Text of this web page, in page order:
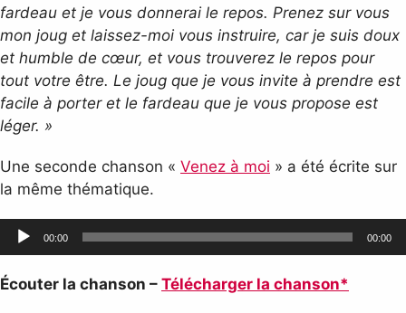
fardeau et je vous donnerai le repos. Prenez sur vous
mon joug et laissez-moi vous instruire, car je suis doux
et humble de cœur, et vous trouverez le repos pour
tout votre être. Le joug que je vous invite à prendre est
facile à porter et le fardeau que je vous propose est
léger. »
Une seconde chanson « Venez à moi » a été écrite sur
la même thématique.
Lecteur
audio
00:00 00:00
Écouter la chanson – Télécharger la chanson*